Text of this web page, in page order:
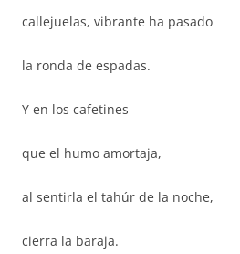
callejuelas, vibrante ha pasado
la ronda de espadas.
Y en los cafetines
que el humo amortaja,
al sentirla el tahúr de la noche,
cierra la baraja.